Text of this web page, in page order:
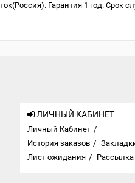
Гарантия 1 год. Срок
ЛИЧНЫЙ КАБИНЕТ
Личный Кабинет
История заказов
Лист ожидания
Рассылка